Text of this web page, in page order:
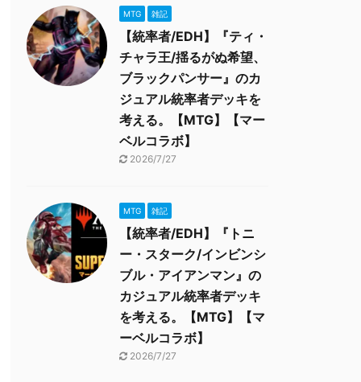
MTG 雑記
【統率者/EDH】『ティ・
チャラ王/揺るがぬ希望、
ブラックパンサー』のカ
ジュアル統率者デッキを
考える。【MTG】【マー
ベルコラボ】
2026/7/27
MTG 雑記
【統率者/EDH】『トニ
ー・スターク/インビンシ
ブル・アイアンマン』の
カジュアル統率者デッキ
を考える。【MTG】【マ
ーベルコラボ】
2026/7/27